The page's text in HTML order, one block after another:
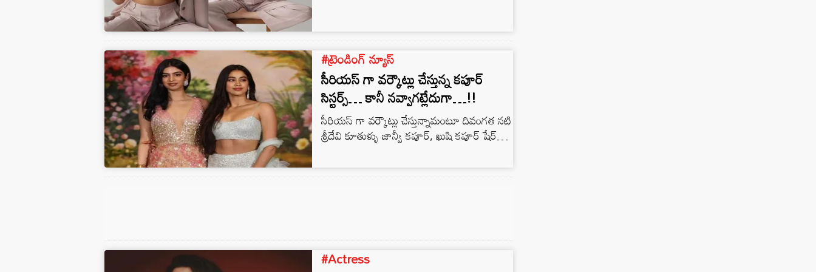
#ట్రెండింగ్ న్యూస్
సీరియస్ గా వర్కౌట్లు చేస్తున్న కపూర్
సిస్టర్స్… కానీ నవ్వాగట్లేదుగా…!!
సీరియస్ గా వర్కౌట్లు చేస్తున్నామంటూ దివంగత నటి
శ్రీదేవి కూతుళ్ళు జాన్వీ కపూర్, ఖుషి కపూర్ షేర్
చేసిన వీడియో ఇప్పుడు నెట్టింట్లో వైరల్ గా మారింది.
ఎరుపు, ఊదా రంగు జిమ్ దుస్తులు ధరించిన జాన్వి
నవ్వుతోంది. ఖుషీ బూడిద రంగు టాప్,…
#Actress